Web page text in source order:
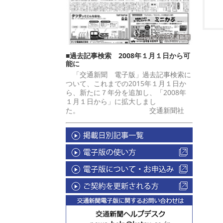
■過去記事検索 2008年１月１日から可
能に
「交通新聞 電子版」過去記事検索に
ついて、これまでの2015年１月１日か
ら、新たに７年分を追加し、「2008年
１月１日から」に拡大しまし
た。 交通新聞社